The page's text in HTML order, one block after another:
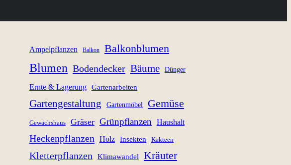
Ampelpflanzen Balkon Balkonblumen
Blumen Bodendecker Bäume Dünger
Ernte & Lagerung Gartenarbeiten
Gartengestaltung Gartenmöbel Gemüse
Gewächshaus Gräser Grünpflanzen Haushalt
Heckenpflanzen Holz Insekten Kakteen
Kletterpflanzen Klimawandel Kräuter